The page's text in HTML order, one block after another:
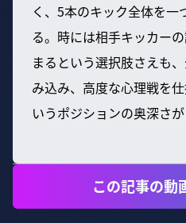
く、5本のキック全体を
る。時には相手キッカー
まるという選択肢さえも
み込み、高度な心理戦を
いうポジションの奥深さ
この記事の動